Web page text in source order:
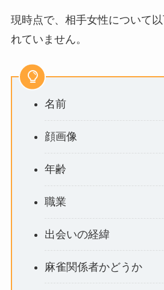
現時点で、相手女性について
れていません。
名前
顔画像
年齢
職業
出会いの経緯
麻雀関係者かどうか